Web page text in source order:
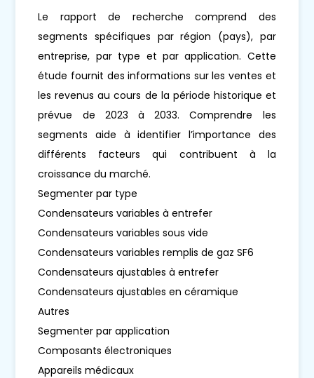
Le rapport de recherche comprend des
segments spécifiques par région (pays), par
entreprise, par type et par application. Cette
étude fournit des informations sur les ventes et
les revenus au cours de la période historique et
prévue de 2023 à 2033. Comprendre les
segments aide à identifier l’importance des
différents facteurs qui contribuent à la
croissance du marché.
Segmenter par type
Condensateurs variables à entrefer
Condensateurs variables sous vide
Condensateurs variables remplis de gaz SF6
Condensateurs ajustables à entrefer
Condensateurs ajustables en céramique
Autres
Segmenter par application
Composants électroniques
Appareils médicaux